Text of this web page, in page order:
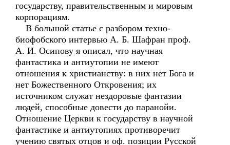
государству, правительственным и мировым
корпорациям.
В большой статье с разбором техно-
биофобского интервью А. Б. Шафран проф.
А. И. Осипову я описал, что научная
фантастика и антиутопии не имеют
отношения к христианству: в них нет Бога и
нет Божественного Откровения; их
источником служат нездоровые фантазии
людей, способные довести до паранойи.
Отношение Церкви к государству в научной
фантастике и антиутопиях противоречит
учению святых отцов и оф. позиции Русской